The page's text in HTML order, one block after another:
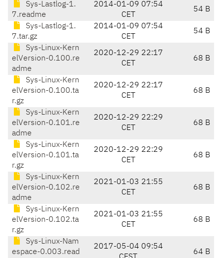
Sys-Lastlog-1.
7.readme
2014-01-09 07:54
CET
54 B
Sys-Lastlog-1.
7.tar.gz
2014-01-09 07:54
CET
54 B
Sys-Linux-Kern
elVersion-0.100.re
adme
2020-12-29 22:17
CET
68 B
Sys-Linux-Kern
elVersion-0.100.ta
r.gz
2020-12-29 22:17
CET
68 B
Sys-Linux-Kern
elVersion-0.101.re
adme
2020-12-29 22:29
CET
68 B
Sys-Linux-Kern
elVersion-0.101.ta
r.gz
2020-12-29 22:29
CET
68 B
Sys-Linux-Kern
elVersion-0.102.re
adme
2021-01-03 21:55
CET
68 B
Sys-Linux-Kern
elVersion-0.102.ta
r.gz
2021-01-03 21:55
CET
68 B
Sys-Linux-Nam
espace-0.003.read
2017-05-04 09:54
64 B